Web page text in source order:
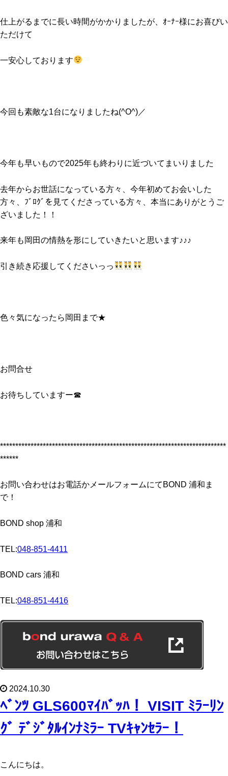
仕上がるまでに長い時間がかかりましたが、ｵｰﾅｰ様にお喜びい
ただけて
一安心しております
今回も素敵な1台になりましたね(^O^)／
今年も早いもので2025年も終わりに近づいてまいりました
去年からお世話になっている方々、今年初めてお会いした
方々、ﾌﾞﾛｸﾞを見てくださっている方々、本当にありがとうご
ざいました！！
来年も岡田の情熱を形にしていきたいと思います♪♪♪
引き続き応援してくださいっっ
色々気になったら岡田まで★
お問合せ
お待ちしていますー☎
**************************************************************************
******
お問い合わせはお電話かメールフォームにてBOND 浦和ま
で！
BOND shop 浦和
TEL:048-851-4411
BOND cars 浦和
TEL:048-851-4416
2024.10.30
ﾍﾞﾝﾂ GLS600ﾏｲﾊﾞｯﾊ！ VISIT ﾐﾗｰﾘﾝ
ｸﾞ ﾃﾞｼﾞﾀﾙｲﾝﾅﾐﾗｰ TVｷｬﾝｾﾗｰ！
こんにちは。